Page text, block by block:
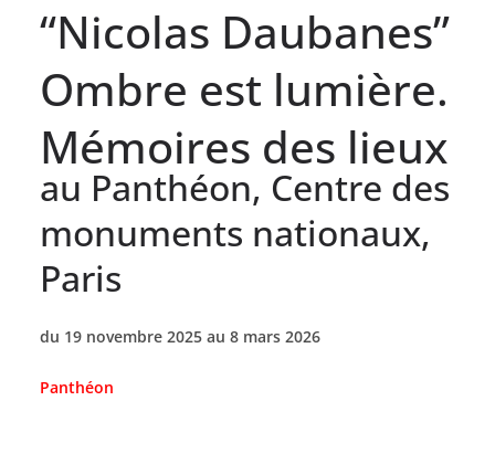
“Nicolas Daubanes”
Ombre est lumière.
Mémoires des lieux
au Panthéon, Centre des
monuments nationaux,
Paris
du 19 novembre 2025 au 8 mars 2026
Panthéon